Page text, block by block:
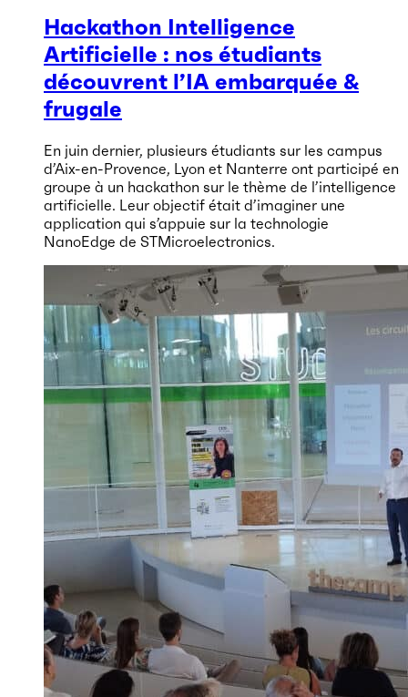
Hackathon Intelligence
Artificielle : nos étudiants
découvrent l’IA embarquée &
frugale
En juin dernier, plusieurs étudiants sur les campus
d’Aix-en-Provence, Lyon et Nanterre ont participé en
groupe à un hackathon sur le thème de l’intelligence
artificielle. Leur objectif était d’imaginer une
application qui s’appuie sur la technologie
NanoEdge de STMicroelectronics.